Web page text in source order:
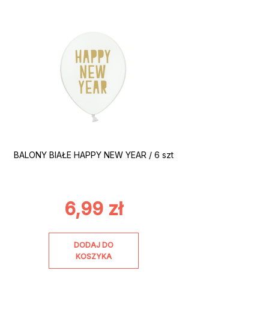
BALONY BIAŁE HAPPY NEW YEAR / 6 szt
6,99 zł
DODAJ DO
KOSZYKA